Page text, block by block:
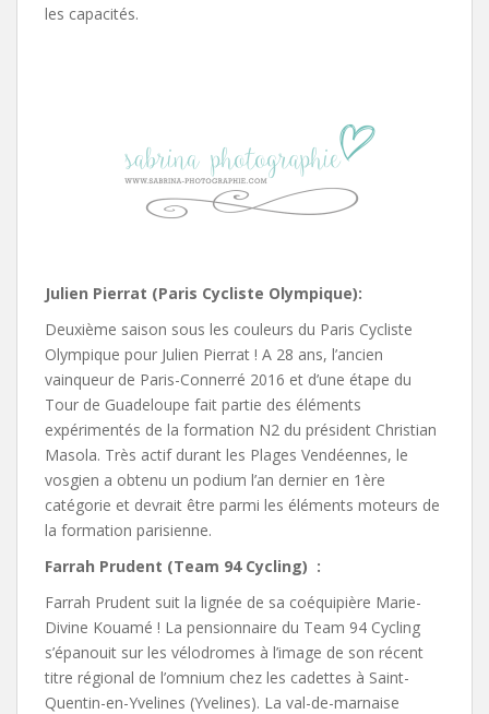
les capacités.
Julien Pierrat (Paris Cycliste Olympique):
Deuxième saison sous les couleurs du Paris Cycliste
Olympique pour Julien Pierrat ! A 28 ans, l’ancien
vainqueur de Paris-Connerré 2016 et d’une étape du
Tour de Guadeloupe fait partie des éléments
expérimentés de la formation N2 du président Christian
Masola. Très actif durant les Plages Vendéennes, le
vosgien a obtenu un podium l’an dernier en 1ère
catégorie et devrait être parmi les éléments moteurs de
la formation parisienne.
Farrah Prudent (Team 94 Cycling) :
Farrah Prudent suit la lignée de sa coéquipière Marie-
Divine Kouamé ! La pensionnaire du Team 94 Cycling
s’épanouit sur les vélodromes à l’image de son récent
titre régional de l’omnium chez les cadettes à Saint-
Quentin-en-Yvelines (Yvelines). La val-de-marnaise